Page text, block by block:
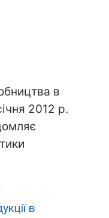
в
2012 р.
в